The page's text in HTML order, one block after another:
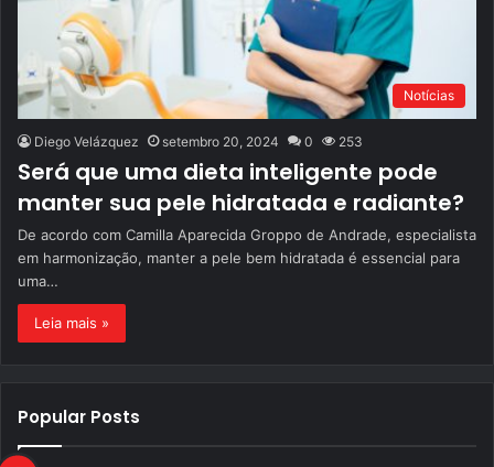
Notícias
Diego Velázquez setembro 20, 2024 0 253
Será que uma dieta inteligente pode
manter sua pele hidratada e radiante?
De acordo com Camilla Aparecida Groppo de Andrade, especialista
em harmonização, manter a pele bem hidratada é essencial para
uma…
Leia mais »
Popular Posts